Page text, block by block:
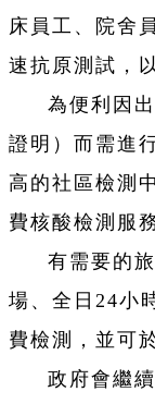
床員工、院舍
速抗原測試，
為便利因
證明）而需進
高的社區檢測
費核酸檢測服
有需要的
場、全日24小
費檢測，並可
政府會繼